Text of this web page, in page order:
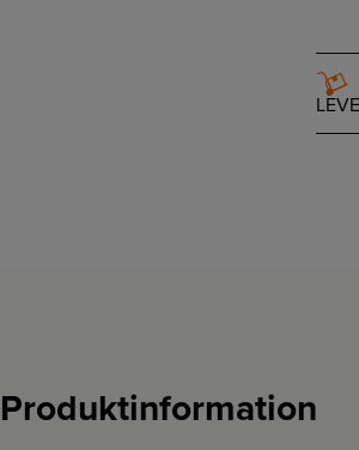
Produktinformation